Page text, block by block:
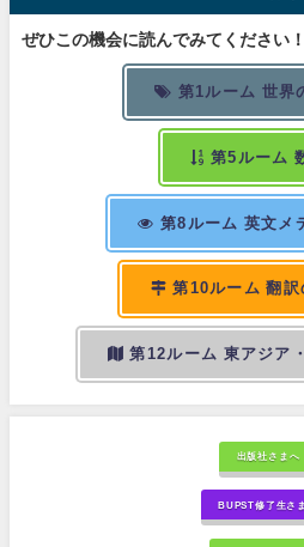
ぜひこの機会に読んでみてください！
第1ルーム 世界
第5ルーム
第8ルーム 英文メ
第10ルーム 翻訳
第12ルーム 東アジア
出版社さまへ
BUPST修了生さ